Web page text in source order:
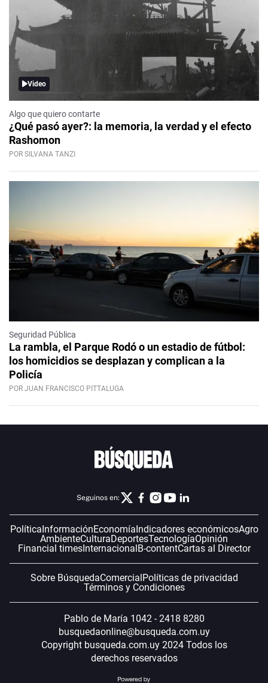
Video
Algo que quiero contarte
¿Qué pasó ayer?: la memoria, la verdad y el efecto
Rashomon
POR SILVANA TANZI
Seguridad Pública
La rambla, el Parque Rodó o un estadio de fútbol:
los homicidios se desplazan y complican a la
Policía
POR JUAN FRANCISCO PITTALUGA
Seguinos en:
Política InformaciónEconomía Indicadores económicosAgro
AmbienteCulturaDeportesTecnologíaOpinión
Financial timesInternacional B-contentCartas al Director
Sobre BúsquedaComercial Políticas de privacidad
Términos y Condiciones
Pablo de María 1042 - 2418 8280
busquedaonline@busqueda.com.uy
Copyright busqueda.com.uy 2024 Todos los
derechos reservados